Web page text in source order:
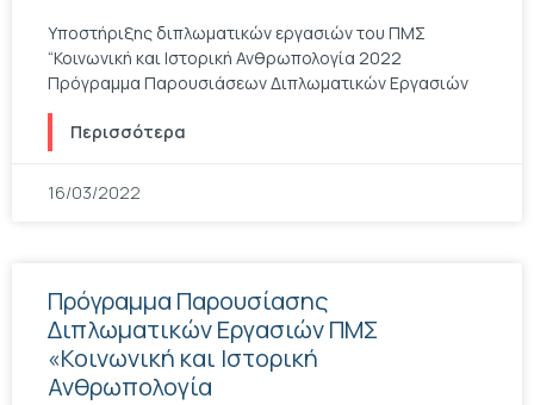
Yποστήριξης διπλωματικών εργασιών του ΠΜΣ
“Κοινωνική και Ιστορική Ανθρωπολογία 2022
Πρόγραμμα Παρουσιάσεων Διπλωματικών Εργασιών
Περισσότερα
16/03/2022
Πρόγραμμα Παρουσίασης
Διπλωματικών Εργασιών ΠΜΣ
«Κοινωνική και Ιστορική
Ανθρωπολογία